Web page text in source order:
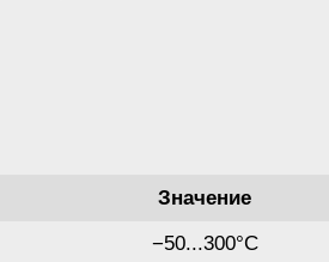
Значение
−50...300°C